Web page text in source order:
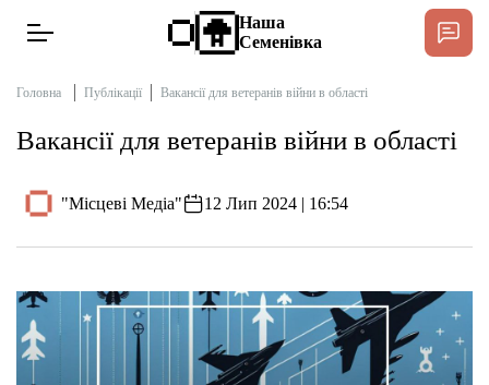
Тексти
Публікації
Наша
Семенівка
Головна Публікації Вакансії для ветеранів війни в області
Вакансії для ветеранів війни в області
"Місцеві Медіа" 12 Лип 2024 | 16:54